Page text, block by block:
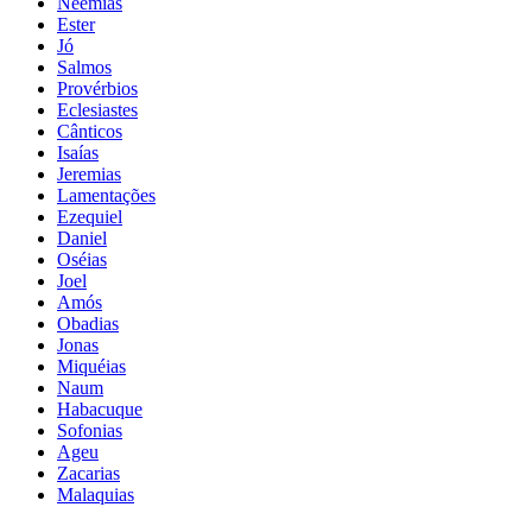
Ester
Jó
Salmos
Provérbios
Eclesiastes
Cânticos
Isaías
Jeremias
Lamentações
Ezequiel
Daniel
Oséias
Joel
Amós
Obadias
Jonas
Miquéias
Naum
Habacuque
Sofonias
Ageu
Zacarias
Malaquias